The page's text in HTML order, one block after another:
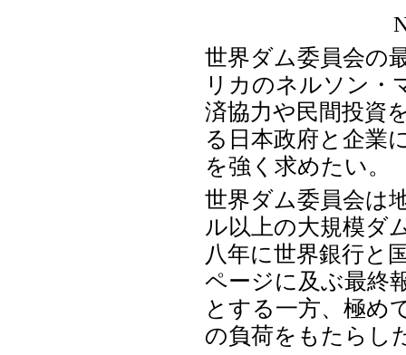
世界ダム委員会の
リカのネルソン・
済協力や民間投資
る日本政府と企業
を強く求めたい。
世界ダム委員会は
ル以上の大規模ダ
八年に世界銀行と
ページに及ぶ最終
とする一方、極め
の負荷をもたらし